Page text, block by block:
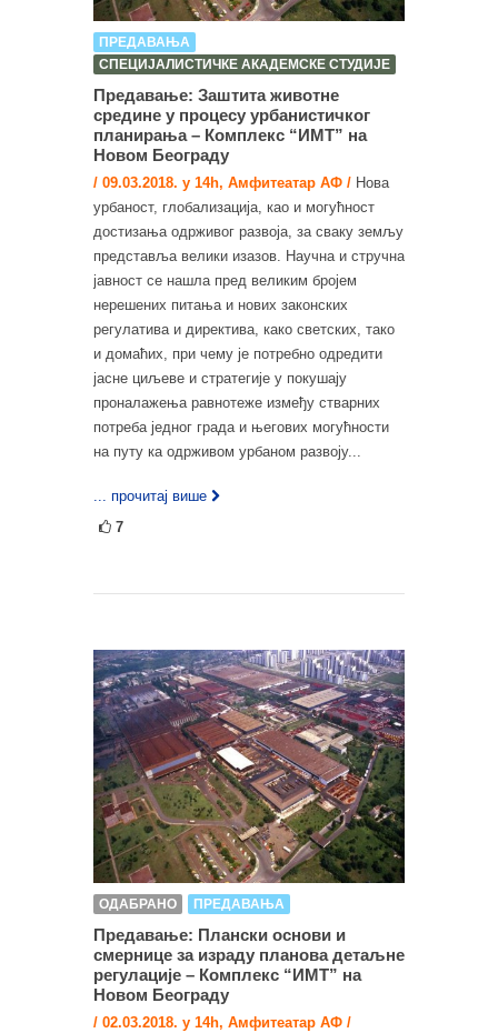
ПРЕДАВАЊА
СПЕЦИЈАЛИСТИЧКЕ АКАДЕМСКЕ СТУДИЈЕ
Предавање: Заштита животне
средине у процесу урбанистичког
планирања – Комплекс “ИМТ” на
Новом Београду
/ 09.03.2018. у 14h, Амфитеатар АФ / Нова
урбаност, глобализација, као и могућност
достизања одрживог развоја, за сваку земљу
представља велики изазов. Научна и стручна
јавност се нашла пред великим бројем
нерешених питања и нових законских
регулатива и директива, како светских, тако
и домаћих, при чему је потребно одредити
јасне циљеве и стратегије у покушају
проналажења равнотеже између стварних
потреба једног града и његових могућности
на путу ка одрживом урбаном развоју...
... прочитај више
7
ОДАБРАНО ПРЕДАВАЊА
Предавање: Плански основи и
смернице за израду планова детаљне
регулације – Комплекс “ИМТ” на
Новом Београду
/ 02.03.2018. у 14h, Амфитеатар АФ /